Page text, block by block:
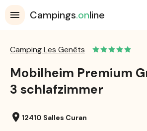
Campings.online
Camping Les Genêts
Mobilheim Premium
3 schlafzimmer
location_on 12410 Salles Curan